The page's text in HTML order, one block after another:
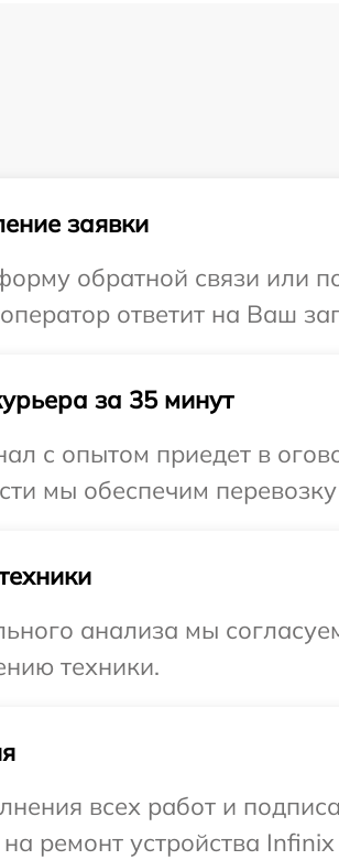
заявки
обратной связи или
ответит на Ваш
за 35 минут
с опытом приедет в
мы обеспечим
анализа мы
техники.
всех работ и
ремонт устройства